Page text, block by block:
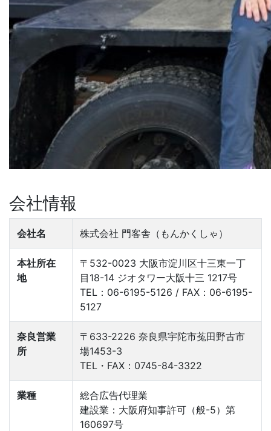
会社情報
会社名 株式会社 門客舎（もんかくしゃ）
本社所在
地
〒532-0023 大阪市淀川区十三東一丁
目18-14 ジオタワー大阪十三 1217号
TEL：06-6195-5126 / FAX：06-6195-
5127
奈良営業
所
〒633-2226 奈良県宇陀市菟田野古市
場1453-3
TEL・FAX：0745-84-3322
業種
総合広告代理業
建設業：大阪府知事許可（般-5）第
160697号